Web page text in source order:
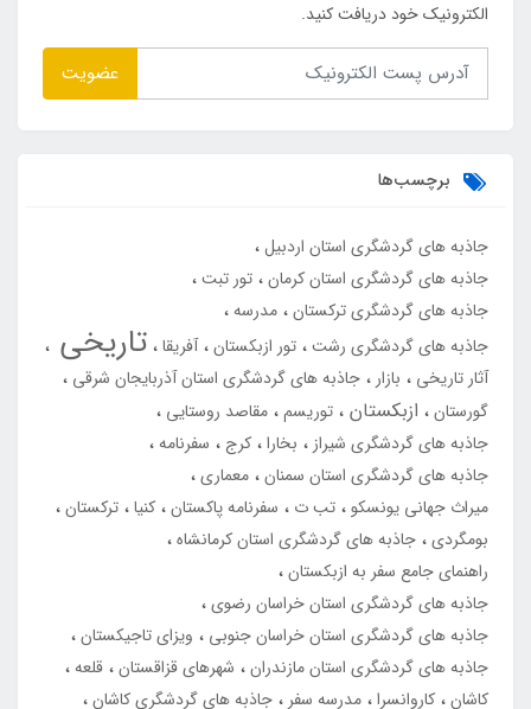
الکترونیک خود دریافت کنید.
عضویت
برچسب‌ها
جاذبه های گردشگری استان اردبیل
جاذبه های گردشگری استان کرمان تور تبت
جاذبه های گردشگری ترکستان مدرسه
جاذبه های گردشگری رشت تور ازبکستان آفریقا تاریخی
آثار تاریخی بازار
جاذبه های گردشگری استان آذربایجان شرقی
گورستان
ازبکستان توریسم مقاصد روستایی
جاذبه های گردشگری شیراز
بخارا کرج
سفرنامه
جاذبه های گردشگری استان سمنان معماری
میراث جهانی یونسکو تب ت سفرنامه پاکستان کنیا ترکستان
بومگردی جاذبه های گردشگری استان کرمانشاه
راهنمای جامع سفر به ازبکستان
جاذبه های گردشگری استان خراسان رضوی
جاذبه های گردشگری استان خراسان جنوبی
ویزای تاجیکستان
جاذبه های گردشگری استان مازندران
شهرهای قزاقستان قلعه
کاشان کاروانسرا مدرسه سفر
جاذبه های گردشگری کاشان